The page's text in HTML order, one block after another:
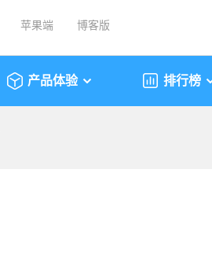
苹果端 博客版
产品体验 排行榜